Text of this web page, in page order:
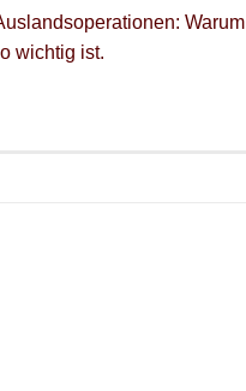
Warum
wichtig ist.